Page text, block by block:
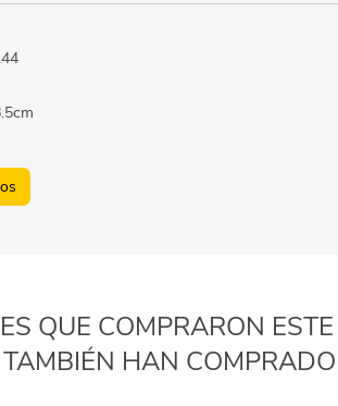
QUE COMPRARON ESTE
HAN COMPRADO